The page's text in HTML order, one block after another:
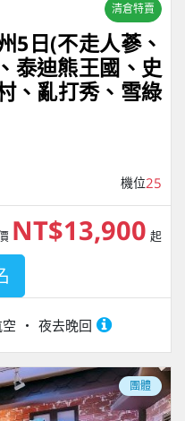
清倉特賣
5⽇(不走人蔘、
泰迪熊王國、史
、亂打秀、雪綠
機位25
夜去晚回
NT$13,900 起
團體